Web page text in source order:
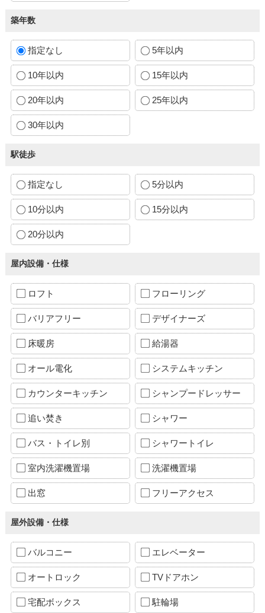
築年数
指定なし 5年以内
10年以内 15年以内
20年以内 25年以内
30年以内
駅徒歩
指定なし 5分以内
10分以内 15分以内
20分以内
屋内設備・仕様
ロフト フローリング
バリアフリー デザイナーズ
床暖房 給湯器
オール電化 システムキッチン
カウンターキッチン シャンプードレッサー
追い焚き シャワー
バス・トイレ別 シャワートイレ
室内洗濯機置場 洗濯機置場
出窓 フリーアクセス
屋外設備・仕様
バルコニー エレベーター
オートロック TVドアホン
宅配ボックス 駐輪場